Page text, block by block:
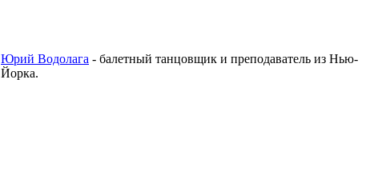
Юрий Водолага - балетный танцовщик и преподаватель из Нью-
Йорка.